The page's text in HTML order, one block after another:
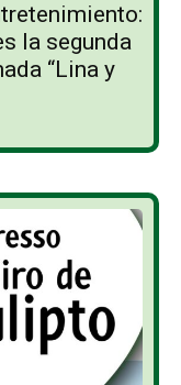
la segunda
“Lina y